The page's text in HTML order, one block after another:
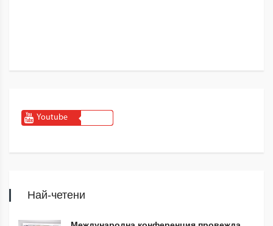
Youtube
Най-четени